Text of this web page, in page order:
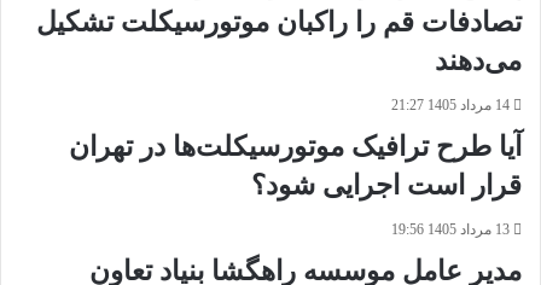
رده
خارج
تصادفات قم را راکبان موتورسیکلت تشکیل
می‌دهند
14 مرداد 1405 21:27
آیا طرح ترافیک موتورسیکلت‌ها در تهران
قرار است اجرایی شود؟
13 مرداد 1405 19:56
مدیر عامل موسسه راهگشا بنیاد تعاون